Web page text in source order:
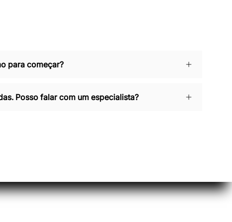
para começar?
Posso falar com um especialista?